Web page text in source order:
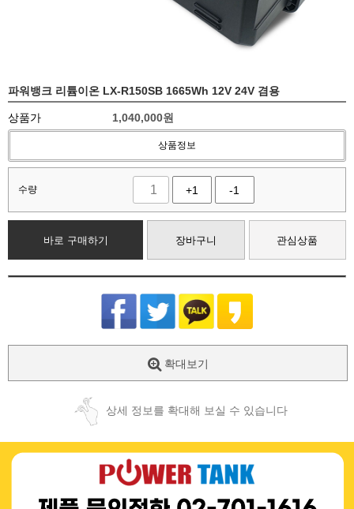
파워뱅크 리튬이온 LX-R150SB 1665Wh 12V 24V 겸용
상품가 1,040,000원
상품정보
수량 +1 -1
바로 구매하기 장바구니 관심상품
확대보기
상세 정보를 확대해 보실 수 있습니다